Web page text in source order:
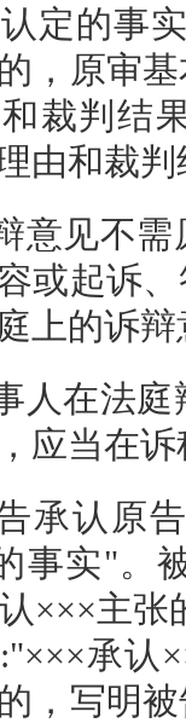
定的事
，原审
裁判结
由和裁
见不需
或起诉
上的诉
在法庭
应当在
认原告
事实"。
×××主
承认
，写明